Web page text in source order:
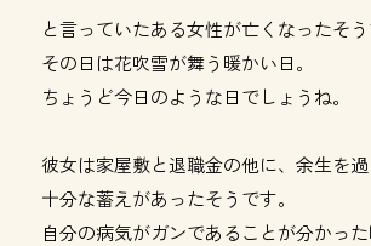
と言っていたある女性が亡くなったそう
その日は花吹雪が舞う暖かい日。
ちょうど今日のような日でしょうね。
彼女は家屋敷と退職金の他に、余生を
十分な蓄えがあったそうです。
自分の病気がガンであることが分かった